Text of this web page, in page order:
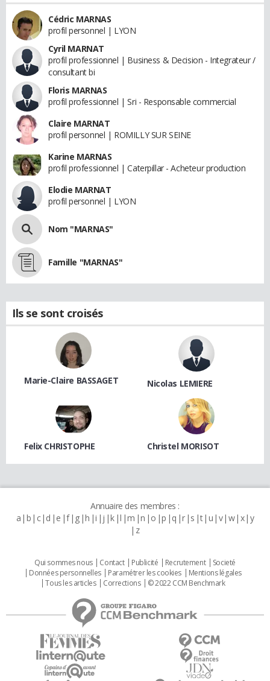
Cédric MARNAS
profil personnel | LYON
Cyril MARNAT
profil professionnel | Business & Decision - Integrateur /
consultant bi
Floris MARNAS
profil professionnel | Sri - Responsable commercial
Claire MARNAT
profil personnel | ROMILLY SUR SEINE
Karine MARNAS
profil professionnel | Caterpillar - Acheteur production
Elodie MARNAT
profil personnel | LYON
Nom "MARNAS"
Famille "MARNAS"
Ils se sont croisés
Marie-Claire BASSAGET Nicolas LEMIERE
Felix CHRISTOPHE Christel MORISOT
Annuaire des membres :
a b c d e f g h i j k l m n o p q r s t u v w x y
z
Qui sommes nous Contact Publicité Recrutement
Societé
Données personnelles
Paramétrer les cookies
Mentions légales
Tous les articles
Corrections © 2022 CCM Benchmark